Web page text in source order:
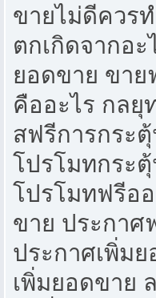
ขายไม่ดีควร
ตกเกิดจากอะ
ยอดขาย ขาย
คืออะไร กลยุ
สฟรีการกระ
โปรโมทกระ
โปรโมทฟรีอ
ขาย ประกาศ
ประกาศเพิ่ม
เพิ่มยอดขาย